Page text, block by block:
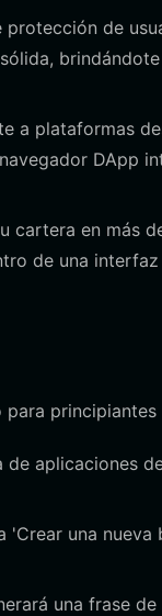
protección de
a plataformas
DApp
cartera en más
de una
aplicaciones
una nueva
una frase